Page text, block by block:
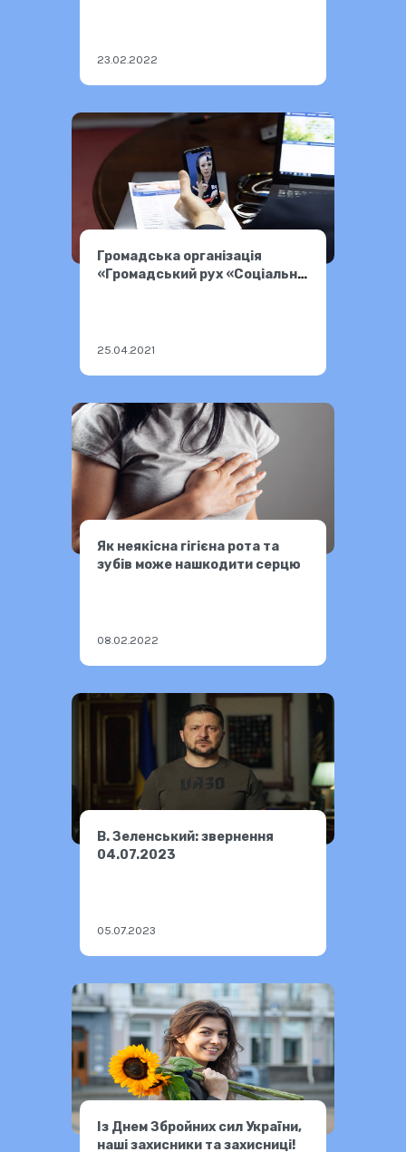
23.02.2022
Громадська організація
«Громадський рух «Соціальна
установ
25.04.2021
Як неякісна гігієна рота та
зубів може нашкодити серцю
08.02.2022
В. Зеленський: звернення
04.07.2023
05.07.2023
Із Днем Збройних сил України,
наші захисники та захисниці!